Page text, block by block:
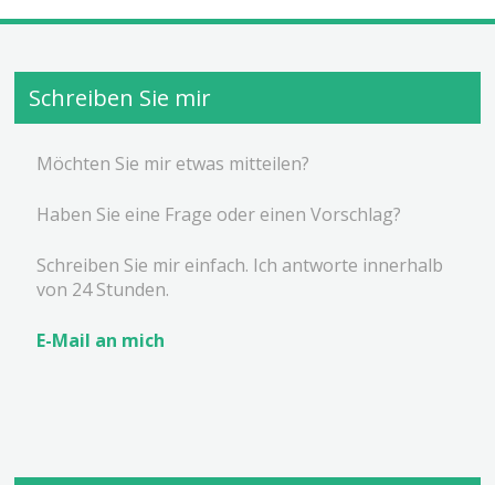
Schreiben Sie mir
Möchten Sie mir etwas mitteilen?
Haben Sie eine Frage oder einen Vorschlag?
Schreiben Sie mir einfach. Ich antworte innerhalb
von 24 Stunden.
E-Mail an mich